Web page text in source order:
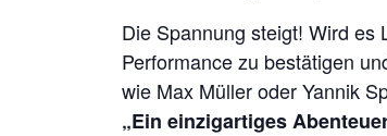
Die Spannung steigt! Wird es
Performance zu bestätigen
wie Max Müller oder Yannik
„Ein einzigartiges